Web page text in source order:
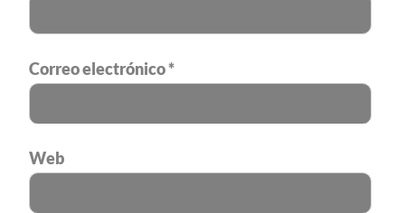
Correo electrónico*
Web